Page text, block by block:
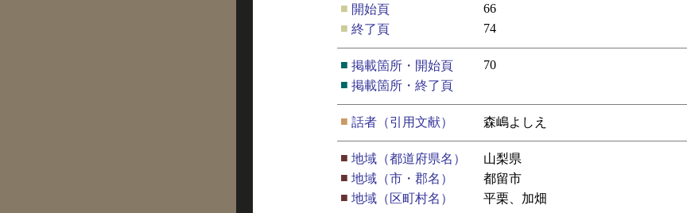
■ 開始頁
66
■ 終了頁 74
■ 掲載箇所・開始頁
70
■ 掲載箇所・終了頁
■ 話者（引用文献） 森嶋よしえ
■ 地域（都道府県名）
山梨県
■ 地域（市・郡名）
都留市
■ 地域（区町村名） 平栗、加畑